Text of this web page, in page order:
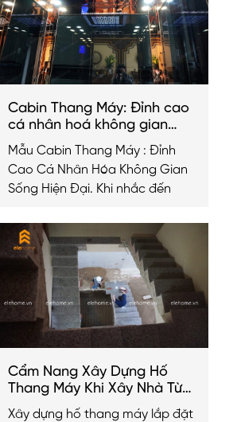
Cabin Thang Máy: Đỉnh cao
cá nhân hoá không gian
sống hiện đại
Mẫu Cabin Thang Máy : Đỉnh
Cao Cá Nhân Hóa Không Gian
Sống Hiện Đại. Khi nhắc đến
Cẩm Nang Xây Dựng Hố
Thang Máy Khi Xây Nhà Từ
A-Z
Xây dựng hố thang máy lắp đặt